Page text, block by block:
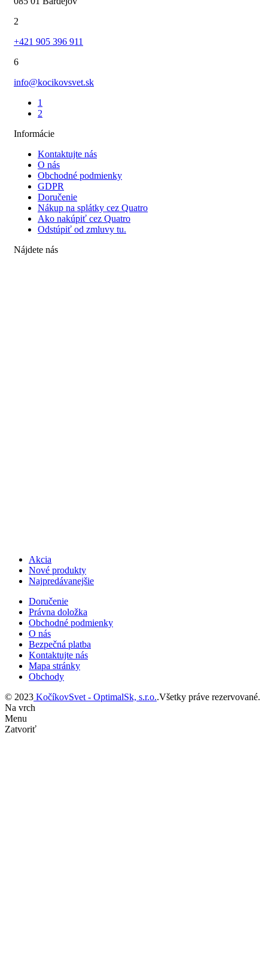
2
+421 905 396 911
6
info@kocikovsvet.sk
1
2
Informácie
Kontaktujte nás
O nás
Obchodné podmienky
GDPR
Doručenie
Nákup na splátky cez Quatro
Ako nakúpiť cez Quatro
Odstúpiť od zmluvy tu.
Nájdete nás
Akcia
Nové produkty
Najpredávanejšie
Doručenie
Právna doložka
Obchodné podmienky
O nás
Bezpečná platba
Kontaktujte nás
Mapa stránky
Obchody
© 2023 KočíkovSvet - OptimalSk, s.r.o..Všetky práve rezervované.
Na vrch
Menu
Zatvoriť